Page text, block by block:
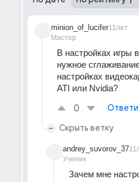
minion_of_lucifer
Мастер
11лет
В настройках игры
нужное
настройках
ATI или Nvidia?
0
Скрыть ветку
andrey_suvorov_37
Ученик
Зачем мне